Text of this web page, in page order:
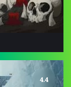
4.4